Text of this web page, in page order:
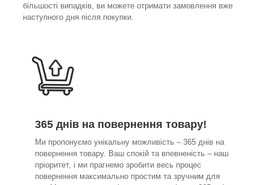
більшості випадків, ви можете отримати замовлення вже
наступного дня після покупки.
365 днів на повернення товару!
Ми пропонуємо унікальну можливість – 365 днів на
повернення товару. Ваш спокій та впевненість – наш
пріоритет, і ми прагнемо зробити весь процес
повернення максимально простим та зручним для